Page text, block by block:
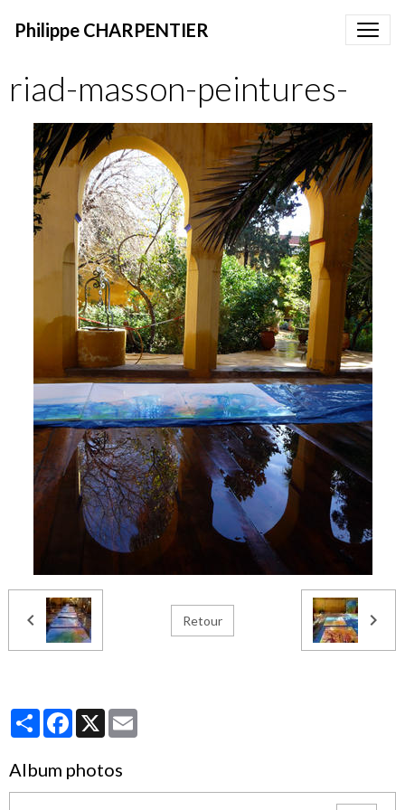
Philippe CHARPENTIER
riad-masson-peintures-
Retour
PartagerFacebook
X
Album photos